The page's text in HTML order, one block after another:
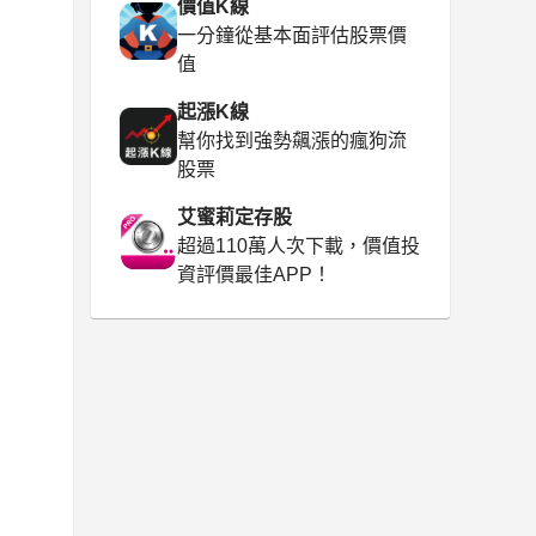
價值K線
一分鐘從基本面評估股票價
值
起漲K線
幫你找到強勢飆漲的瘋狗流
股票
艾蜜莉定存股
超過110萬人次下載，價值投
資評價最佳APP！